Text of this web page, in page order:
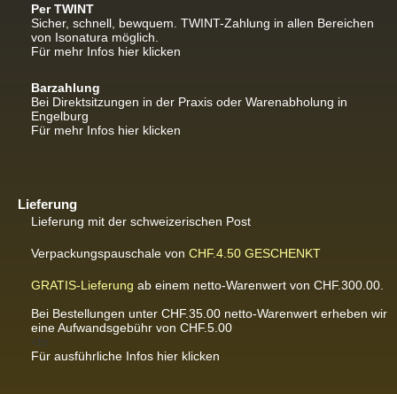
Per TWINT
Sicher, schnell, bewquem. TWINT-Zahlung in allen Bereichen
von Isonatura möglich.
Für mehr Infos hier klicken
Barzahlung
Bei Direktsitzungen in der Praxis oder Warenabholung in
Engelburg
Für mehr Infos hier klicken
Lieferung
Lieferung mit der schweizerischen Post
Verpackungspauschale von CHF.4.50 GESCHENKT
GRATIS-Lieferung ab einem netto-Warenwert von CHF.300.00.
Bei Bestellungen unter CHF.35.00 netto-Warenwert erheben wir
eine Aufwandsgebühr von CHF.5.00
<br
Für ausführliche Infos hier klicken